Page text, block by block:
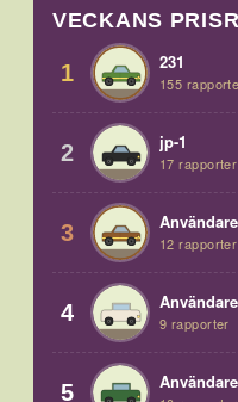
VECKANS
1 231
155
2 jp-1
17 rapporter
3 12 rapporter
4 9 rapporter
5